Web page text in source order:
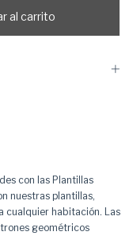
con las Plantillas
nuestras plantillas,
cualquier habitación. Las
geométricos